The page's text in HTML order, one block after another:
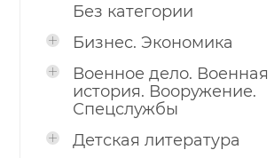
Без категории
Бизнес. Экономика
Военное дело. Военная
история. Вооружение.
Спецслужбы
Детская литература